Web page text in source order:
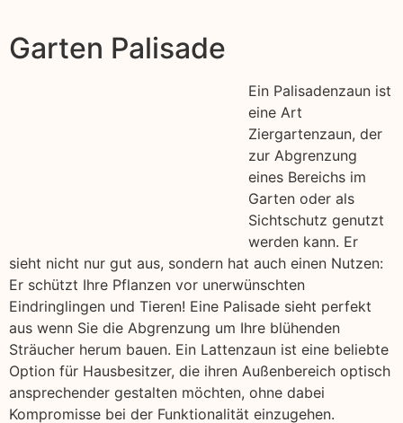
Garten Palisade
Ein Palisadenzaun ist
eine Art
Ziergartenzaun, der
zur Abgrenzung
eines Bereichs im
Garten oder als
Sichtschutz genutzt
werden kann. Er
sieht nicht nur gut aus, sondern hat auch einen Nutzen:
Er schützt Ihre Pflanzen vor unerwünschten
Eindringlingen und Tieren! Eine Palisade sieht perfekt
aus wenn Sie die Abgrenzung um Ihre blühenden
Sträucher herum bauen. Ein Lattenzaun ist eine beliebte
Option für Hausbesitzer, die ihren Außenbereich optisch
ansprechender gestalten möchten, ohne dabei
Kompromisse bei der Funktionalität einzugehen.